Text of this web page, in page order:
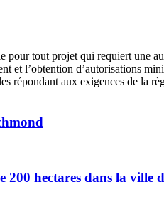
pour tout projet qui requiert une
et l’obtention d’autorisations
aux exigences de la
hectares dans la